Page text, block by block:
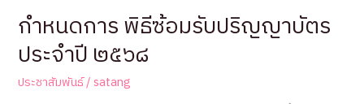
กำหนดการ พิธีซ้อมรับปริญญาบัตร
ประจำปี ๒๕๖๘
ประชาสัมพันธ์/satang